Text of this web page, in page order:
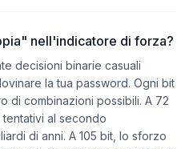
nell'indicatore di forza?
decisioni binarie casuali
la tua password. Ogni bit
di combinazioni possibili. A 72
al secondo
di anni. A 105 bit, lo sforzo